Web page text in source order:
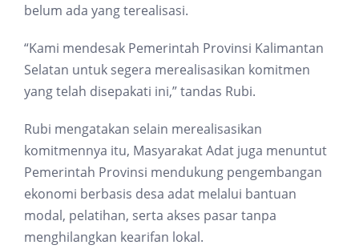
belum ada yang terealisasi.
“Kami mendesak Pemerintah Provinsi Kalimantan
Selatan untuk segera merealisasikan komitmen
yang telah disepakati ini,” tandas Rubi.
Rubi mengatakan selain merealisasikan
komitmennya itu, Masyarakat Adat juga menuntut
Pemerintah Provinsi mendukung pengembangan
ekonomi berbasis desa adat melalui bantuan
modal, pelatihan, serta akses pasar tanpa
menghilangkan kearifan lokal.